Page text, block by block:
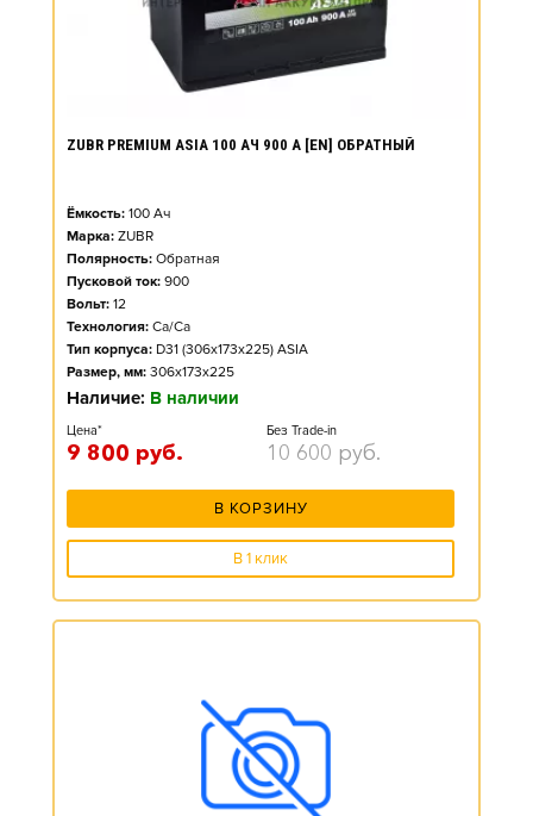
ZUBR PREMIUM ASIA 100 АЧ 900 А [EN] ОБРАТНЫЙ
Ёмкость: 100 Ач
Марка: ZUBR
Полярность: Обратная
Пусковой ток: 900
Вольт: 12
Технология: Ca/Ca
Тип корпуса: D31 (306x173x225) ASIA
Размер, мм: 306x173x225
Наличие: В наличии
Цена*
9 800 руб.
Без Trade-in
10 600 руб.
В КОРЗИНУ
В 1 клик